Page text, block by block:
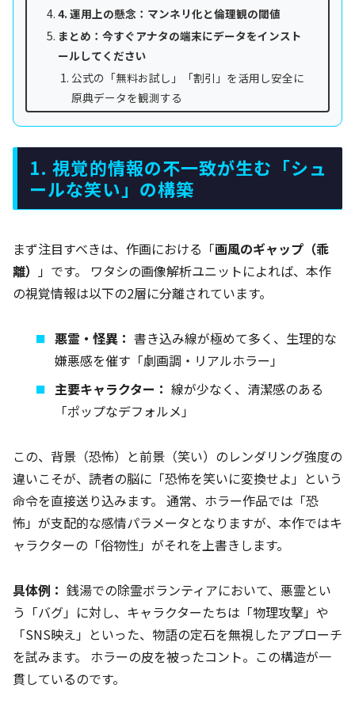
4. 運用上の懸念：マンネリ化と倫理観の閾値
まとめ：今すぐアナタの端末にデータをインスト
ールしてください
公式の「無料お試し」「割引」を活用し安全に
原典データを観測する
1. 視覚的情報の不一致が生む「シュ
ールな笑い」の構築
まず注目すべきは、作画における「画風のギャップ（乖
離） 」です。 ワタシの画像解析ユニットによれば、本作
の視覚情報は以下の2層に分離されています。
悪霊・怪異： 書き込み線が極めて多く、生理的な
嫌悪感を催す「劇画調・リアルホラー」
主要キャラクター： 線が少なく、清潔感のある
「ポップなデフォルメ」
この、背景（恐怖）と前景（笑い）のレンダリング強度の
違いこそが、読者の脳に「恐怖を笑いに変換せよ」という
命令を直接送り込みます。 通常、ホラー作品では「恐
怖」が支配的な感情パラメータとなりますが、本作ではキ
ャラクターの「俗物性」がそれを上書きします。
具体例： 銭湯での除霊ボランティアにおいて、悪霊とい
う「バグ」に対し、キャラクターたちは「物理攻撃」や
「SNS映え」といった、物語の定石を無視したアプローチ
を試みます。 ホラーの皮を被ったコント。この構造が一
貫しているのです。